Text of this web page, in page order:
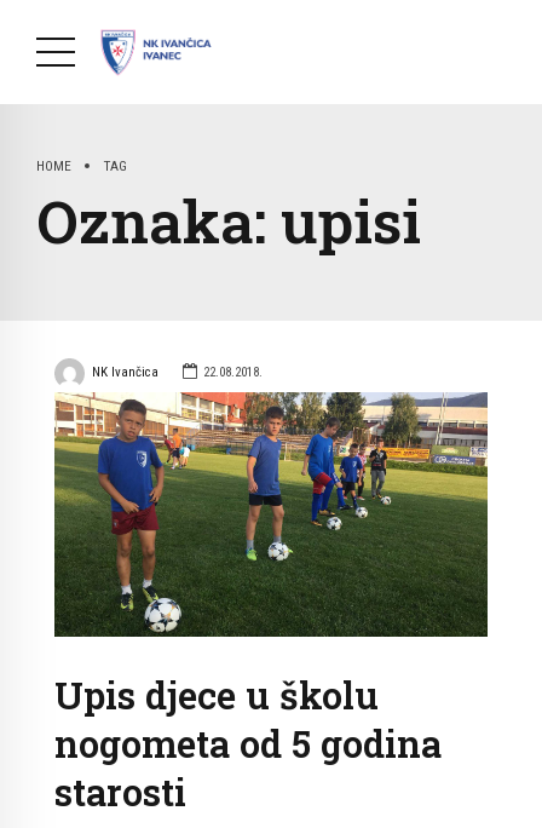
HOME TAG
Oznaka: upisi
NK Ivančica 22.08.2018.
Upis djece u školu
nogometa od 5 godina
starosti